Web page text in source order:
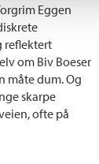
Eggen
reflektert
om Biv Boeser
måte dum. Og
skarpe
ofte på